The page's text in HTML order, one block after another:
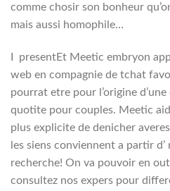
comme chosir son bonheur
mais aussi homophile…
I presentEt Meetic embryon
web en compagnie de tchat
pourrat etre pour l’origine
quotite pour couples. Meetic
plus explicite de denicher
les siens conviennent a partir
recherche! On va pouvoir en
consultez nos expers pour